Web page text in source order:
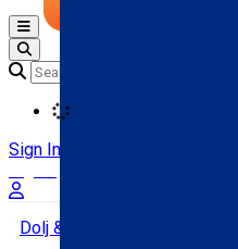
Open main menu
Sign In
Dolj & Craiova